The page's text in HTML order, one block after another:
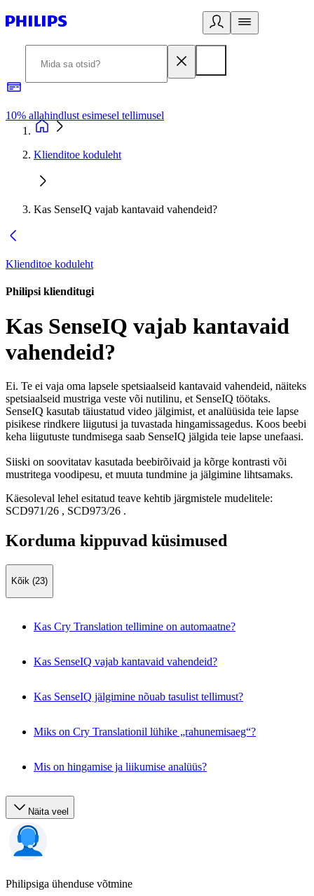
10% allahindlust esimesel tellimusel
Klienditoe koduleht
Kas SenseIQ vajab kantavaid vahendeid?
Klienditoe koduleht
Philipsi klienditugi
Kas SenseIQ vajab kantavaid
vahendeid?
Ei. Te ei vaja oma lapsele spetsiaalseid kantavaid vahendeid, näiteks
spetsiaalseid mustriga veste või nutilinu, et SenseIQ töötaks.
SenseIQ kasutab täiustatud video jälgimist, et analüüsida teie lapse
pisikese rindkere liigutusi ja tuvastada hingamissagedus. Koos beebi
keha liigutuste tundmisega saab SenseIQ jälgida teie lapse unefaasi.
Siiski on soovitatav kasutada beebirõivaid ja kõrge kontrasti või
mustritega voodipesu, et muuta tundmine ja jälgimine lihtsamaks.
Käesoleval lehel esitatud teave kehtib järgmistele mudelitele:
SCD971/26 , SCD973/26 .
Korduma kippuvad küsimused
Kõik (23)
Kas Cry Translation tellimine on automaatne?
Kas SenseIQ vajab kantavaid vahendeid?
Kas SenseIQ jälgimine nõuab tasulist tellimust?
Miks on Cry Translationil lühike „rahunemisaeg“?
Mis on hingamise ja liikumise analüüs?
Näita veel
Philipsiga ühenduse võtmine